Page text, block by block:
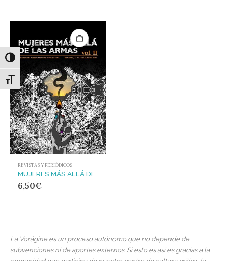
Alternar alto contraste
Alternar tamaño de letra
REVISTAS Y PERIÓDICOS
MUJERES MÁS ALLÁ DE LAS ARMAS (VOL.II)
6,50€
La Vorágine es un proceso autónomo que no depende de
subvenciones ni de aportes externos. Si esto es así es gracias a la